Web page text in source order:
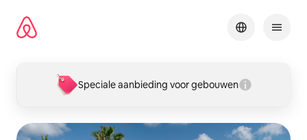
direct
naar
Speciale aanbieding voor gebouwen